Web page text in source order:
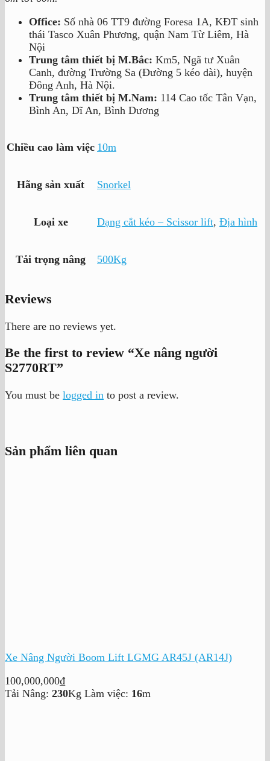
Office: Số nhà 06 TT9 đường Foresa 1A, KĐT sinh
thái Tasco Xuân Phương, quận Nam Từ Liêm, Hà
Nội
Trung tâm thiết bị M.Bắc: Km5, Ngã tư Xuân
Canh, đường Trường Sa (Đường 5 kéo dài), huyện
Đông Anh, Hà Nội.
Trung tâm thiết bị M.Nam: 114 Cao tốc Tân Vạn,
Bình An, Dĩ An, Bình Dương
Chiều cao làm việc 10m
Hãng sản xuất Snorkel
Loại xe Dạng cắt kéo – Scissor lift, Địa hình
Tải trọng nâng 500Kg
Reviews
There are no reviews yet.
Be the first to review “Xe nâng người
S2770RT”
You must be logged in to post a review.
Sản phẩm liên quan
Xe Nâng Người Boom Lift LGMG AR45J (AR14J)
100,000,000₫
Tải Nâng: 230Kg Làm việc: 16m